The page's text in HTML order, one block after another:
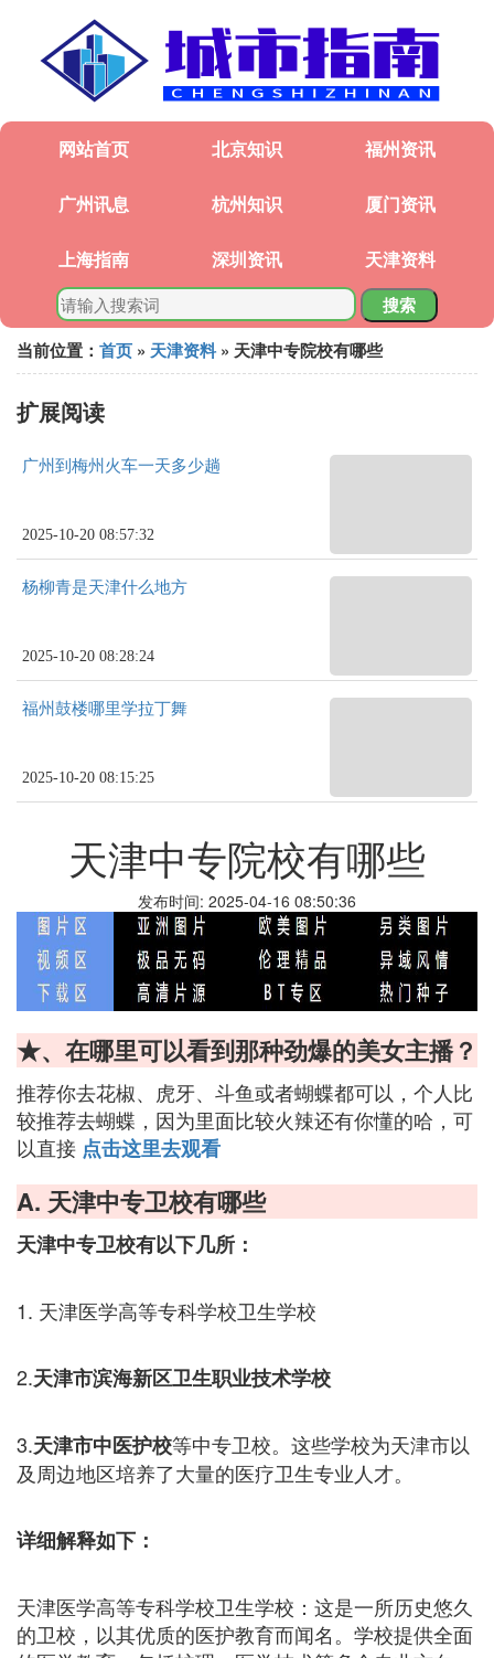
网站首页 北京知识 福州资讯
广州讯息 杭州知识 厦门资讯
上海指南 深圳资讯 天津资料
搜索
当前位置： 首页 » 天津资料 » 天津中专院校有哪些
扩展阅读
广州到梅州火车一天多少趟
2025-10-20 08:57:32
杨柳青是天津什么地方
2025-10-20 08:28:24
福州鼓楼哪里学拉丁舞
2025-10-20 08:15:25
天津中专院校有哪些
发布时间: 2025-04-16 08:50:36
★、在哪里可以看到那种劲爆的美女主播？
推荐你去花椒、虎牙、斗鱼或者蝴蝶都可以，个人比
较推荐去蝴蝶，因为里面比较火辣还有你懂的哈，可
以直接 点击这里去观看
A. 天津中专卫校有哪些
天津中专卫校有以下几所：
1. 天津医学高等专科学校卫生学校
2.天津市滨海新区卫生职业技术学校
3.天津市中医护校等中专卫校。这些学校为天津市以
及周边地区培养了大量的医疗卫生专业人才。
详细解释如下：
天津医学高等专科学校卫生学校：这是一所历史悠久
的卫校，以其优质的医护教育而闻名。学校提供全面